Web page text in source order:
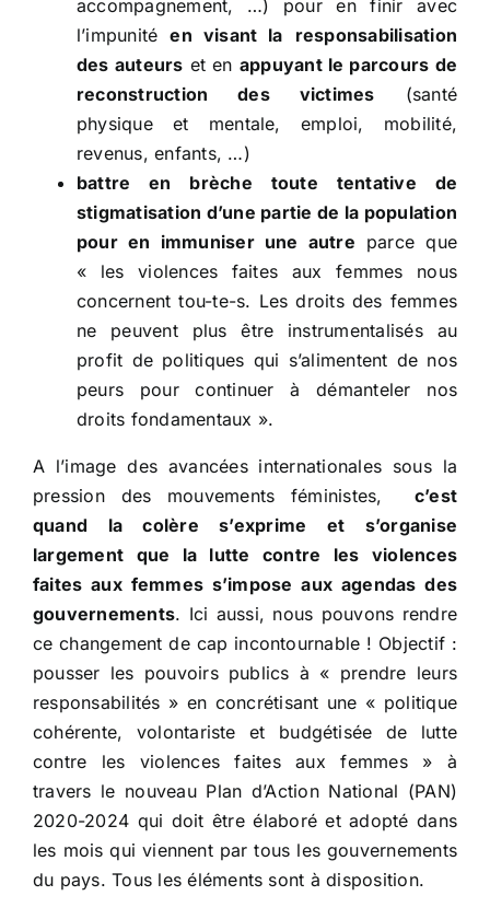
accompagnement, …) pour en finir avec
l’impunitéen visant la
responsabilisation
des auteurs et en appuyant le parcours de
reconstruction des victimes (santé
physique et mentale, emploi, mobilité,
revenus, enfants, …)
battre en brèche toute tentative de
stigmatisation d’une partie de la population
pour en immuniser une autre parce que
« les violences faites aux femmes nous
concernent tou-te-s. Les droits des femmes
ne peuvent plus être instrumentalisés au
profit de politiques qui s’alimentent de nos
peurs pour continuer à démanteler nos
droits fondamentaux ».
A l’image des avancées internationales sous la
pression des mouvements féministes, c’est
quand la colère s’exprime et s’organise
largement que la lutte contre les violences
faites aux femmes s’impose aux agendas des
gouvernements. Ici aussi, nous pouvons rendre
ce changement de cap incontournable ! Objectif :
pousser les pouvoirs publics à « prendre leurs
responsabilités » en concrétisant une « politique
cohérente, volontariste et budgétisée de lutte
contre les violences faites aux femmes » à
travers le nouveau Plan d’Action National (PAN)
2020-2024 qui doit être élaboré et adopté dans
les mois qui viennent par tous les gouvernements
du pays. Tous les éléments sont à disposition.